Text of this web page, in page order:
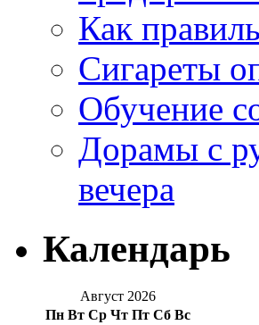
Как
Сигареты
Обучение
Дорамы с
вечера
Календарь
Август 2026
Пн Вт Ср Чт Пт Сб Вс